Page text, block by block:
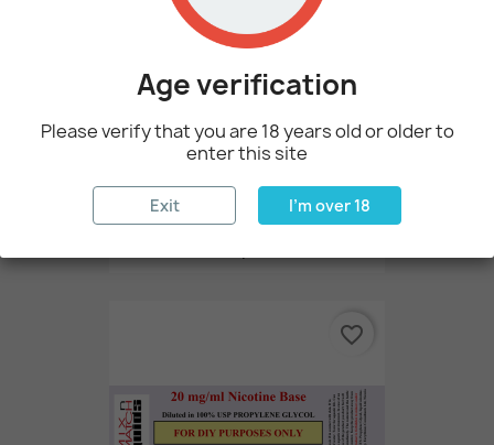
1 Λίτρο Νικοτίνη Με 100 Mg...
favorite_border
Age verification
Please verify that you are 18 years old or older to
enter this site
Exit I'm over 18